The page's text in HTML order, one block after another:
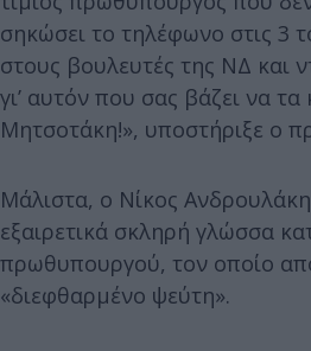
σηκώσει το τηλέφωνο στις 3
στους βουλευτές της ΝΔ και
γι’ αυτόν που σας βάζει να
Μητσοτάκη!», υποστήριξε ο
Μάλιστα, ο Νίκος
εξαιρετικά σκληρή γλώσσα
πρωθυπουργού, τον οποίο
«διεφθαρμένο ψεύτη».